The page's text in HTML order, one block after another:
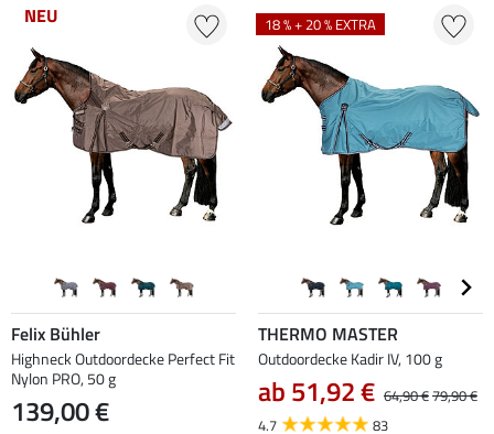
NEU
Felix Bühler
Highneck Outdoordecke Perfect Fit
Nylon PRO, 50 g
139,00 €
18 % + 20 % EXTRA
THERMO MASTER
Outdoordecke Kadir IV, 100 g
ab 51,92 € 64,90 €79,90 €
4.7
83